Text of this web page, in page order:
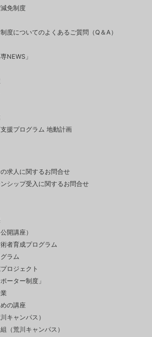
免制度
度についてのよくあるご質問（Q＆A）
NEWS」
援プログラム 地動計画
求人に関するお問合せ
シップ受入に関するお問合せ
開講座）
者育成プログラム
ラム
ロジェクト
ーター制度」
の講座
キャンパス）
（荒川キャンパス）